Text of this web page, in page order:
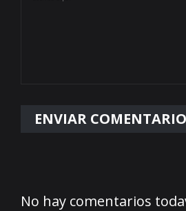
No hay comentarios